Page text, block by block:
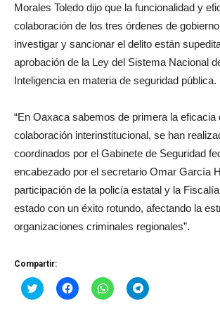
Morales Toledo dijo que la funcionalidad y
colaboración de los tres órdenes de
investigar y sancionar el delito están
aprobación de la Ley del Sistema Nacional
Inteligencia en materia de seguridad pública.
“En Oaxaca sabemos de primera la eficacia
colaboración interinstitucional, se han
coordinados por el Gabinete de Seguridad
encabezado por el secretario Omar García
participación de la policía estatal y la
estado con un éxito rotundo, afectando la
organizaciones criminales regionales”.
Compartir:
Haz
clic
Haz
clic
Haz
clic
Haz
clic